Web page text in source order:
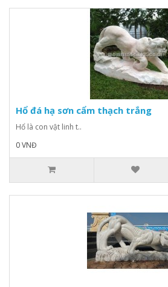
Hổ đá hạ sơn cẩm thạch trắng
Hổ là con vật linh t..
0 VNĐ